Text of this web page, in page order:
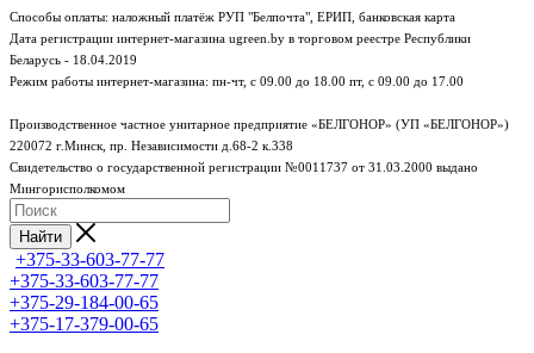
Способы оплаты: наложный платёж РУП "Белпочта", ЕРИП, банковская карта
Дата регистрации интернет-магазина ugreen.by в торговом реестре Республики
Беларусь - 18.04.2019
Режим работы интернет-магазина: пн-чт, с 09.00 до 18.00 пт, с 09.00 до 17.00
Производственное частное унитарное предприятие «БЕЛГОНОР» (УП «БЕЛГОНОР»)
220072 г.Минск, пр. Независимости д.68-2 к.338
Свидетельство о государственной регистрации №0011737 от 31.03.2000 выдано
Мингорисполкомом
Найти
+375-33-603-77-77
+375-33-603-77-77
+375-29-184-00-65
+375-17-379-00-65